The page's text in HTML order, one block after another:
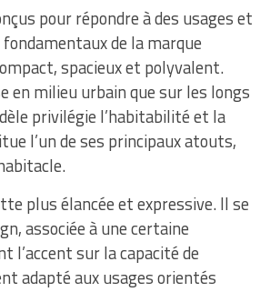
pour répondre à des usages et
de la marque
spacieux et polyvalent.
en milieu urbain que sur les longs
privilégie l’habitabilité et la
l’un de ses principaux atouts,
plus élancée et expressive. Il se
associée à une certaine
l’accent sur la capacité de
adapté aux usages orientés